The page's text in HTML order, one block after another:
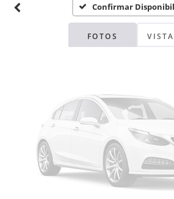
Confirmar
FOTOS
Por favor,